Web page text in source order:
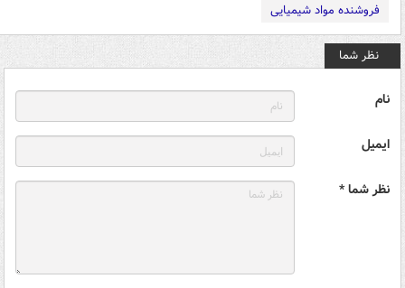
فروشنده مواد شیمیایی
نظر شما
نام
ایمیل
نظر شما *